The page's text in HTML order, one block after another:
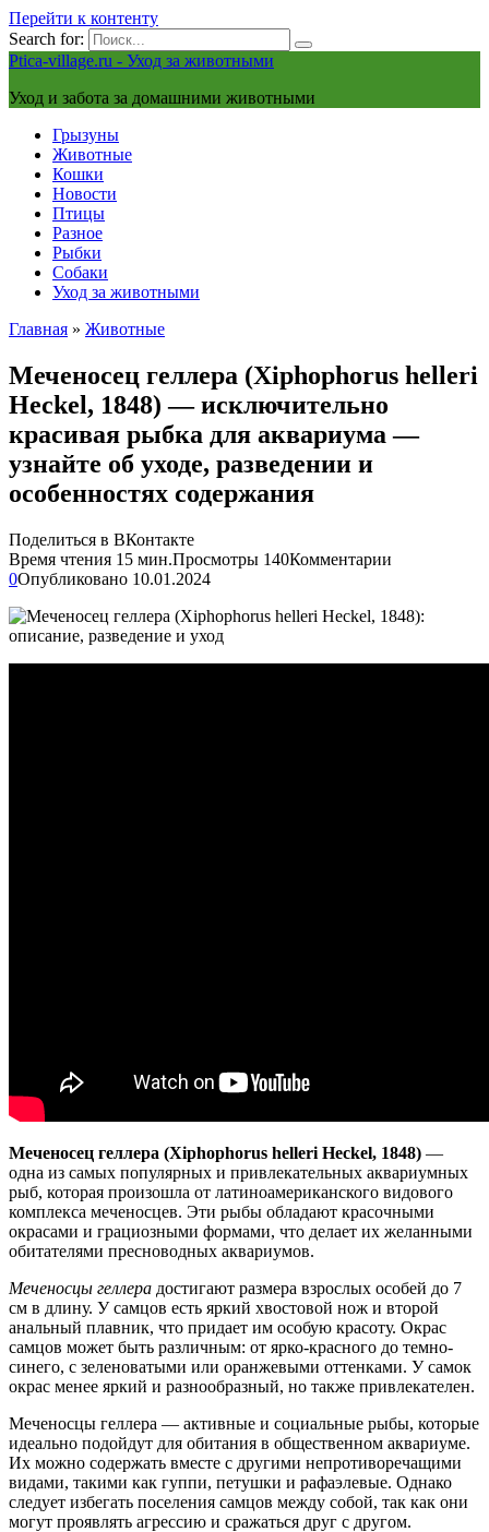
Перейти к контенту
Search for:
Ptica-village.ru - Уход за животными
Уход и забота за домашними животными
Грызуны
Животные
Кошки
Новости
Птицы
Разное
Рыбки
Собаки
Уход за животными
Главная » Животные
Меченосец геллера (Xiphophorus helleri
Heckel, 1848) — исключительно
красивая рыбка для аквариума —
узнайте об уходе, разведении и
особенностях содержания
Поделиться в ВКонтакте
Время чтения 15 мин.Просмотры 140Комментарии
0Опубликовано 10.01.2024
Меченосец геллера (Xiphophorus helleri Heckel, 1848) —
одна из самых популярных и привлекательных аквариумных
рыб, которая произошла от латиноамериканского видового
комплекса меченосцев. Эти рыбы обладают красочными
окрасами и грациозными формами, что делает их желанными
обитателями пресноводных аквариумов.
Меченосцы геллера достигают размера взрослых особей до 7
см в длину. У самцов есть яркий хвостовой нож и второй
анальный плавник, что придает им особую красоту. Окрас
самцов может быть различным: от ярко-красного до темно-
синего, с зеленоватыми или оранжевыми оттенками. У самок
окрас менее яркий и разнообразный, но также привлекателен.
Меченосцы геллера — активные и социальные рыбы, которые
идеально подойдут для обитания в общественном аквариуме.
Их можно содержать вместе с другими непротиворечащими
видами, такими как гуппи, петушки и рафаэлевые. Однако
следует избегать поселения самцов между собой, так как они
могут проявлять агрессию и сражаться друг с другом.